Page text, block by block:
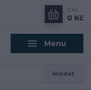
Menu
Hledat
0 ks
0 Kč